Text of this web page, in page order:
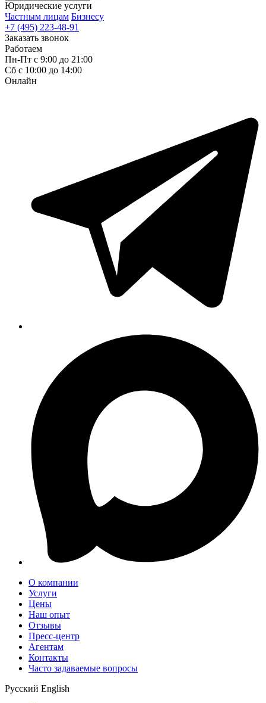
Юридические услуги
Частным лицам Бизнесу
+7 (495) 223-48-91
Заказать звонок
Работаем
Пн-Пт с 9:00 до 21:00
Сб с 10:00 до 14:00
Онлайн
О компании
Услуги
Цены
Наш опыт
Отзывы
Пресс-центр
Агентам
Контакты
Часто задаваемые вопросы
Русский English